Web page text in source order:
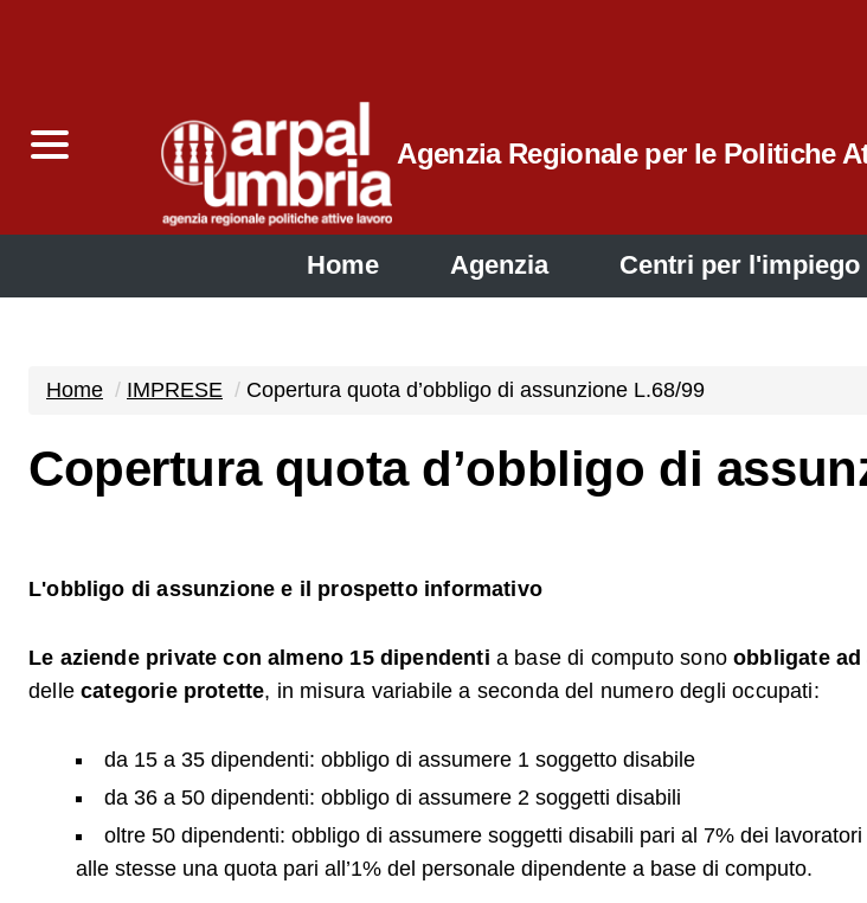
Agenzia Regionale per le Politiche
Home Agenzia Centri per l'impiego
Home IMPRESE Copertura quota d’obbligo di assunzione L.68/99
Copertura quota d’obbligo di
L'obbligo di assunzione e il prospetto informativo
Le aziende private con almeno 15 dipendenti a base di computo sonoobbligate ad
dellecategorie protette, in misura variabile a seconda del numero degli occupati:
da 15 a 35 dipendenti: obbligo di assumere 1 soggetto disabile
da 36 a 50 dipendenti: obbligo di assumere 2 soggetti disabili
oltre 50 dipendenti: obbligo di assumere soggetti disabili pari al 7% dei
alle stesse una quota pari all’1% del personale dipendente a base di computo.